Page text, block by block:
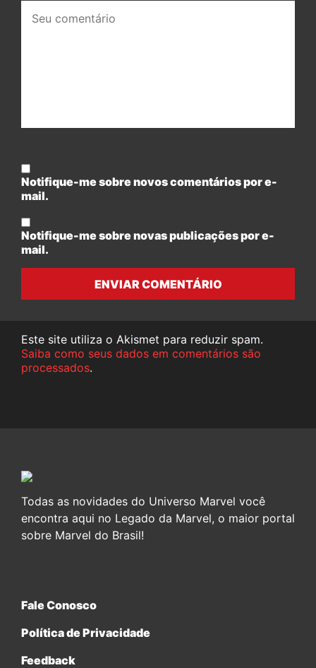
comentário:
Notifique-me sobre novos comentários por e-
mail.
Notifique-me sobre novas publicações por e-
mail.
ENVIAR COMENTÁRIO
Este site utiliza o Akismet para reduzir spam.
Saiba como seus dados em comentários são
processados.
Todas as novidades do Universo Marvel você
encontra aqui no Legado da Marvel, o maior portal
sobre Marvel do Brasil!
Fale Conosco
Política de Privacidade
Feedback